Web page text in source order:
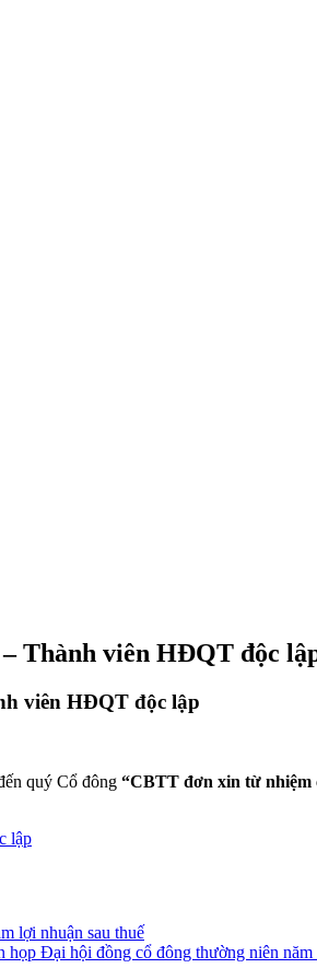
Thành viên HĐQT độc
viên HĐQT độc lập
quý Cổ đông “CBTT đơn xin từ nhiệm
lập
lợi nhuận sau thuế
Đại hội đồng cổ đông thường niên